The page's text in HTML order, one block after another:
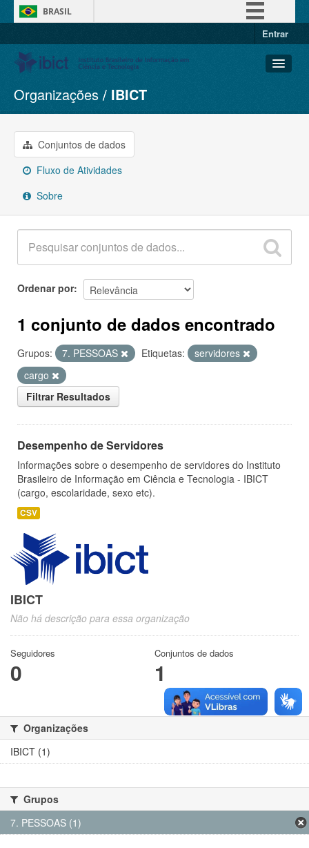
BRASIL
Entrar
Conjuntos de dados
Organizações
Grupos
Sobre
Organizações IBICT
Conjuntos de dados
Fluxo de Atividades
Sobre
Ordenar por
1 conjunto de dados encontrado
Grupos: 7. PESSOAS Etiquetas:
servidores
cargo
Filtrar Resultados
Desempenho de Servidores
Informações sobre o desempenho de servidores do Instituto
Brasileiro de Informação em Ciência e Tecnologia - IBICT
(cargo, escolaridade, sexo etc).
CSV
IBICT
Não há descrição para essa organização
Seguidores
0
Conjuntos de dados
1
Organizações
IBICT (1)
Grupos
7. PESSOAS (1)